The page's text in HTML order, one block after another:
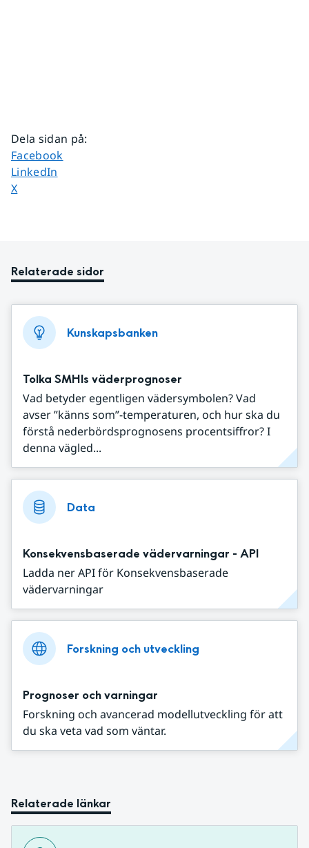
Dela sidan på:
Dela sidan på
Facebook
Dela sidan på
LinkedIn
Dela sidan på
X
Relaterade sidor
Kunskapsbanken
Tolka SMHIs väderprognoser
Vad betyder egentligen vädersymbolen? Vad
avser ”känns som”-temperaturen, och hur ska du
förstå nederbördsprognosens procentsiffror? I
denna vägled...
Data
Konsekvensbaserade vädervarningar - API
Ladda ner API för Konsekvensbaserade
vädervarningar
Forskning och utveckling
Prognoser och varningar
Forskning och avancerad modellutveckling för att
du ska veta vad som väntar.
Relaterade länkar